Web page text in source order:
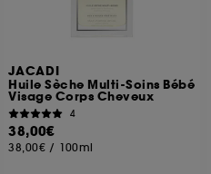
JACADI
Huile Sèche Multi-Soins Bébé
Visage Corps Cheveux
4
38,00€
38,00€ / 100ml